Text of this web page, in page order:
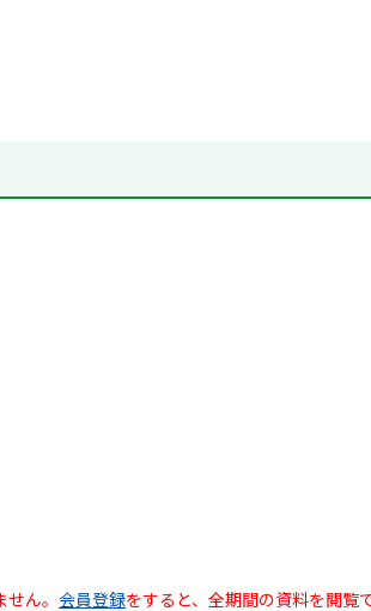
ん。 会員登録をすると、全期間の資料を閲覧